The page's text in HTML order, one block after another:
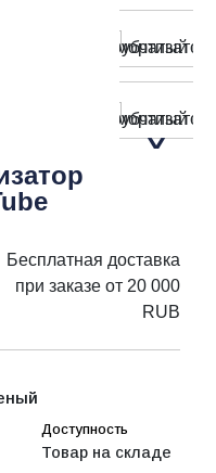
Бесплатная доставка
при заказе от 20 000
RUB
Товар на складе